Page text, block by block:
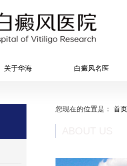
关于华海 白癜风名医
您现在的位置是： 首页